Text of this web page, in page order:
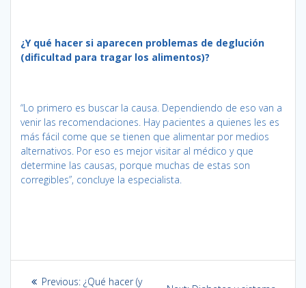
¿Y qué hacer si aparecen problemas de deglución
(dificultad para tragar los alimentos)?
“Lo primero es buscar la causa. Dependiendo de eso van a
venir las recomendaciones. Hay pacientes a quienes les es
más fácil come que se tienen que alimentar por medios
alternativos. Por eso es mejor visitar al médico y que
determine las causas, porque muchas de estas son
corregibles”, concluye la especialista.
Navegación
Previous: Previous
¿Qué hacer (y